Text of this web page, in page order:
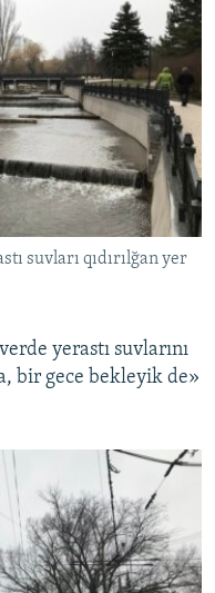
suvları qıdırılğan yer
yerastı suvlarını
bir gece bekleyik de»